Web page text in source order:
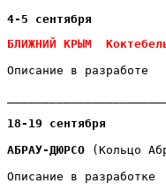
4-5 сентября
БЛИЖНИЙ КРЫМ
Описание в разработе
18-19 сентября
АБРАУ-ДЮРСО (Кольцо
Описание в разработке